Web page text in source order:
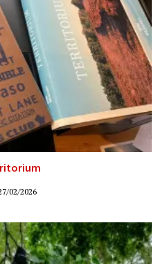
02/2026